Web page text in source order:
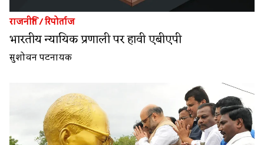
राजनीति/रिपोर्ताज
भारतीय न्यायिक प्रणाली पर हावी एबीएपी
सुशोवन पटनायक